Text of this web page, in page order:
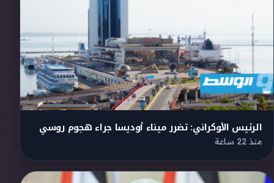
الرئيس الأوكراني: تضرر ميناء أوديسا جراء هجوم روسي
منذ 22 ساعة